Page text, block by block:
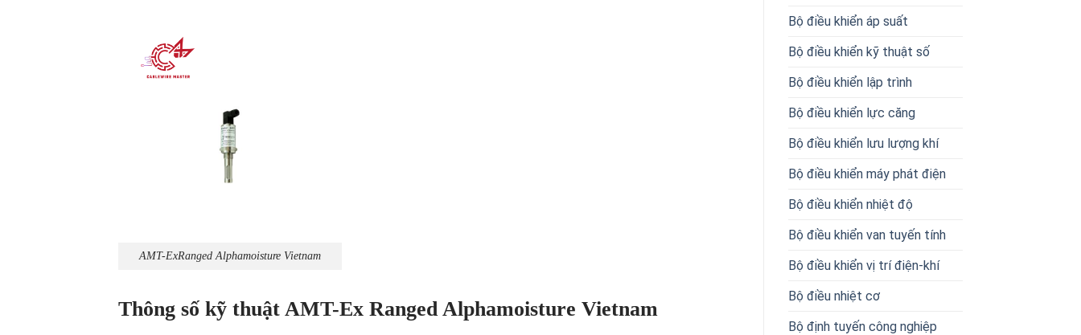
Bộ điều khiển áp suất
Bộ điều khiển kỹ thuật số
Bộ điều khiển lập trình
Bộ điều khiển lực căng
Bộ điều khiển lưu lượng khí
Bộ điều khiển máy phát điện
Bộ điều khiển nhiệt độ
Bộ điều khiển van tuyến tính
Bộ điều khiển vị trí điện-khí
Bộ điều nhiệt cơ
Bộ định tuyến công nghiệp
AMT-ExRanged Alphamoisture Vietnam
Thông số kỹ thuật AMT-Ex Ranged Alphamoisture Vietnam